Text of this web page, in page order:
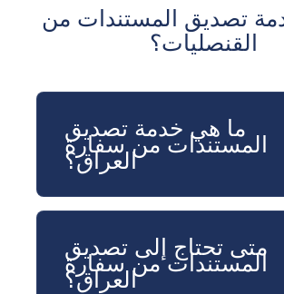
تصديق المستندات من
القنصليات؟
ما هي خدمة تصديق
المستندات من سفارة
العراق؟
متى تحتاج إلى تصديق
المستندات من سفارة
العراق؟